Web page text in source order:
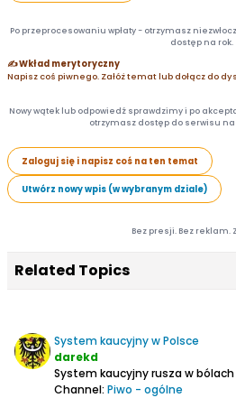
Po przeprocesowaniu wpłaty - otrzymasz
dostęp na rok.
✍️ Wkład merytoryczny
Napisz coś piwnego. Załóż temat lub dołącz do
Nowy wątek lub odpowiedź sprawdzimy i po
otrzymasz dostęp do serwisu
Zaloguj się i napisz coś na ten temat
Utwórz nowy wpis (w wybranym dziale)
Bez presji. Bez reklam.
Related Topics
System kaucyjny w Polsce
darekd
Channel: Piwo - ogólne